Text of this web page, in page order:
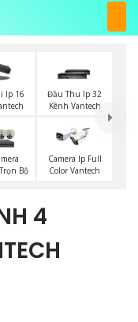
Ip 16
Đầu Thu Ip 32
Kênh Vantech
Bộ
Camera Ip Full
Color Vantech
4